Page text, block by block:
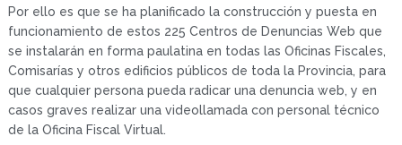
Por ello es que se ha planificado la construcción y puesta en
funcionamiento de estos 225 Centros de Denuncias Web que
se instalarán en forma paulatina en todas las Oficinas Fiscales,
Comisarías y otros edificios públicos de toda la Provincia, para
que cualquier persona pueda radicar una denuncia web, y en
casos graves realizar una videollamada con personal técnico
de la Oficina Fiscal Virtual.